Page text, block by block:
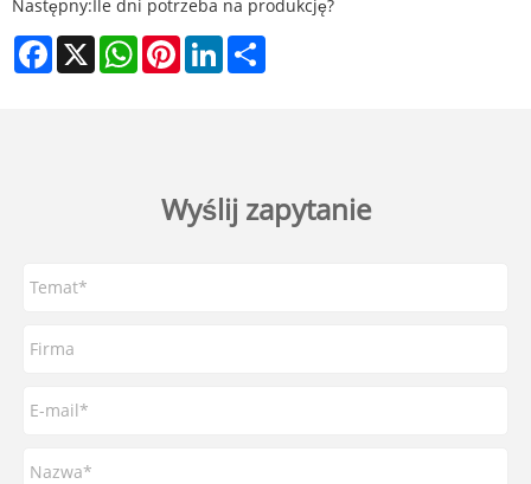
Następny:Ile dni potrzeba na produkcję?
Facebook
X WhatsAppPinterestLinkedIn
Wyślij zapytanie